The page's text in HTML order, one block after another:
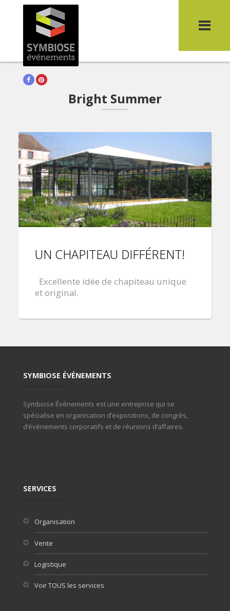
FacebookPinterest
Un chapiteau différent!
Bright Summer
UN CHAPITEAU DIFFÉRENT!
Excellente idée de chapiteau unique
et original.
SYMBIOSE ÉVÉNEMENTS
Symbiose Événements est une entreprise qui se
spécialise en organisation d’expositions, de congrès,
d’événements corporatifs et de réunions d’affaires.
SERVICES
Organisation
Vente
Logistique
Voir TOUS les services